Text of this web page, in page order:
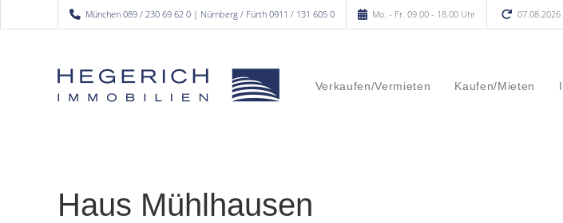
München 089 / 230 69 62 0 | Nürnberg / Fürth 0911 / 131 605 0 Mo. - Fr. 09.00 - 18.00 Uhr 07.08.2026
Verkaufen/Vermieten Kaufen/Mieten
Haus Mühlhausen